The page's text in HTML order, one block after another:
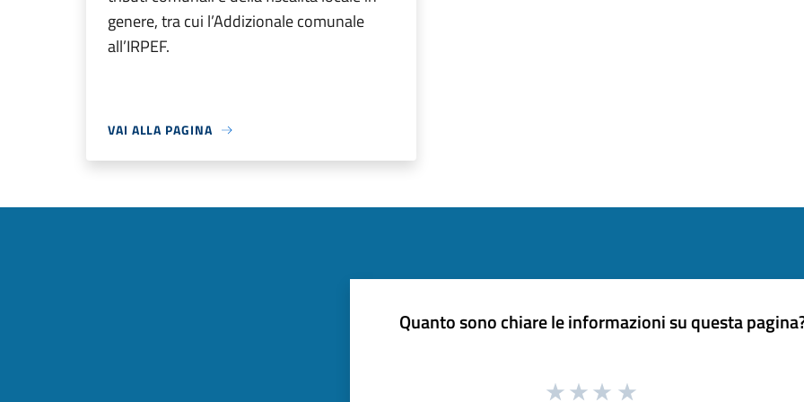
genere, tra cui l’Addizionale comunale
all’IRPEF.
VAI ALLA PAGINA
Quanto sono chiare le informazioni su questa